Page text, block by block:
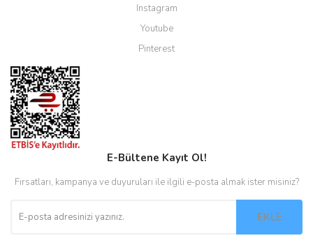
Instagram
Youtube
Pinterest
E-Bültene Kayıt Ol!
Fırsatları, kampanya ve duyuruları ile ilgili e-posta almak ister misiniz?
EKLE